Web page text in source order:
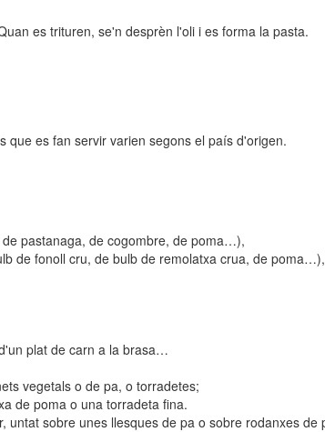
es trituren, se'n desprèn l'oli i es forma la pasta.
que es fan servir varien segons el país d'origen.
pastanaga, de cogombre, de poma…),
de fonoll cru, de bulb de remolatxa crua, de poma…),
plat de carn a la brasa…
vegetals o de pa, o torradetes;
de poma o una torradeta fina.
sobre unes llesques de pa o sobre rodanxes de